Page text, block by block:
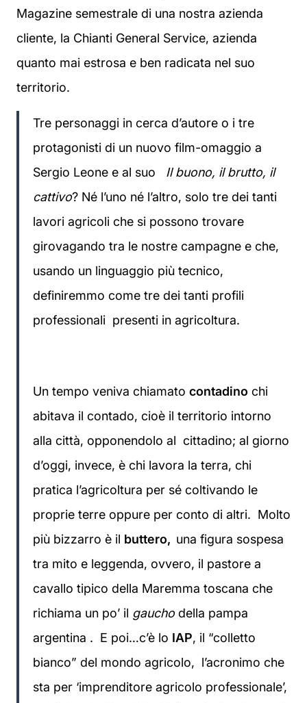
Magazine semestrale di una nostra azienda
cliente, la Chianti General Service, azienda
quanto mai estrosa e ben radicata nel suo
territorio.
Tre personaggi in cerca d’autore o i tre
protagonisti di un nuovo film-omaggio a
Sergio Leone e al suo Il buono, il brutto, il
cattivo? Né l’uno né l’altro, solo tre dei tanti
lavori agricoli che si possono trovare
girovagando tra le nostre campagne e che,
usando un linguaggio più tecnico,
definiremmo come tre dei tanti profili
professionali presenti in agricoltura.
Un tempo veniva chiamato contadino chi
abitava il contado, cioè il territorio intorno
alla città, opponendolo al cittadino; al giorno
d’oggi, invece, è chi lavora la terra, chi
pratica l’agricoltura per sé coltivando le
proprie terre oppure per conto di altri. Molto
più bizzarro è il buttero, una figura sospesa
tra mito e leggenda, ovvero, il pastore a
cavallo tipico della Maremma toscana che
richiama un po’ il gauchodella pampa
argentina . E poi…c’è lo IAP, il “colletto
bianco” del mondo agricolo, l’acronimo che
sta per ‘imprenditore agricolo professionale’,